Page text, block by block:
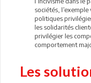
sociétés,
politiques
les solidarités
privilégier les
comportement
Les